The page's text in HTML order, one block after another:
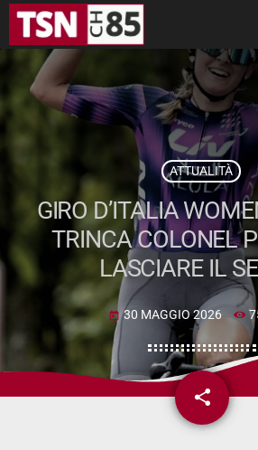
ATTUALITÀ
GIRO D’ITALIA
TRINCA COLONEL
LASCIARE IL
today 30 MAGGIO 2026
share
email